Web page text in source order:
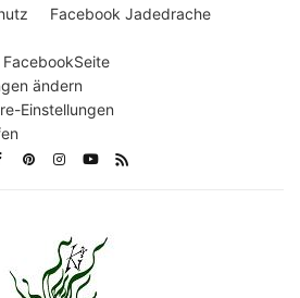
Facebook Jadedrache
ändern
Einstellungen